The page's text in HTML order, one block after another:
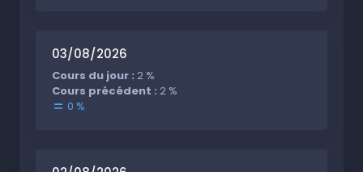
03/08/2026
Cours du jour : 2 %
Cours précédent : 2 %
0 %